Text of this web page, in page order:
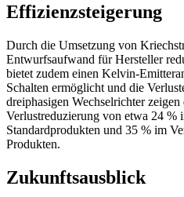
Effizienzsteigerung
Durch die Umsetzung von
Entwurfsaufwand für Hersteller
bietet zudem einen Kelvin-
Schalten ermöglicht und die
dreiphasigen Wechselrichter zeigen
Verlustreduzierung von etwa 24 %
Standardprodukten und 35 % im
Produkten.
Zukunftsausblick